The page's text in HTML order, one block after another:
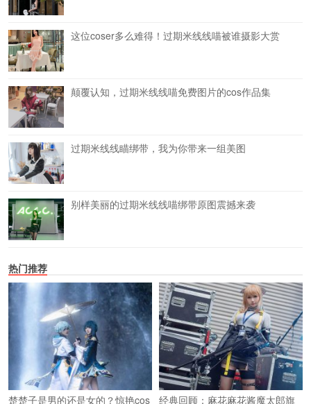
这位coser多么难得！过期米线线喵被谁摄影大赏
颠覆认知，过期米线线喵免费图片的cos作品集
过期米线线瞄绑带，我为你带来一组美图
别样美丽的过期米线线喵绑带原图震撼来袭
热门推荐
楚楚子是男的还是女的？惊艳cos 经典回顾：麻花麻花酱魔太郎旗